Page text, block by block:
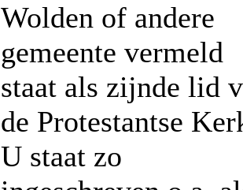
Wolden of andere
gemeente vermeld
staat als zijnde lid
de Protestantse
U staat zo